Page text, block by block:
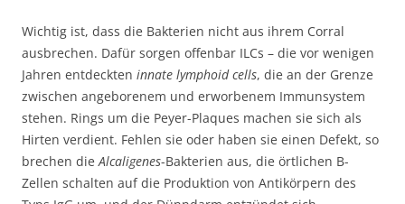
Wichtig ist, dass die Bakterien nicht aus ihrem Corral
ausbrechen. Dafür sorgen offenbar ILCs – die vor wenigen
Jahren entdeckten innate lymphoid cells, die an der Grenze
zwischen angeborenem und erworbenem Immunsystem
stehen. Rings um die Peyer-Plaques machen sie sich als
Hirten verdient. Fehlen sie oder haben sie einen Defekt, so
brechen die Alcaligenes-Bakterien aus, die örtlichen B-
Zellen schalten auf die Produktion von Antikörpern des